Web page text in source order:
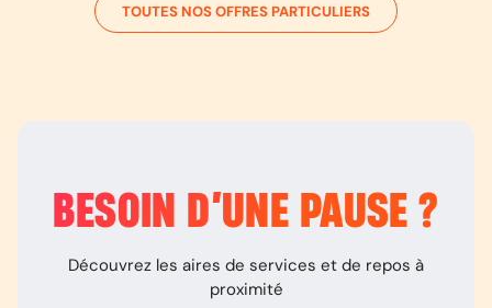
TOUTES NOS OFFRES PARTICULIERS
BESOIN D’UNE PAUSE ?
Découvrez les aires de services et de repos à
proximité